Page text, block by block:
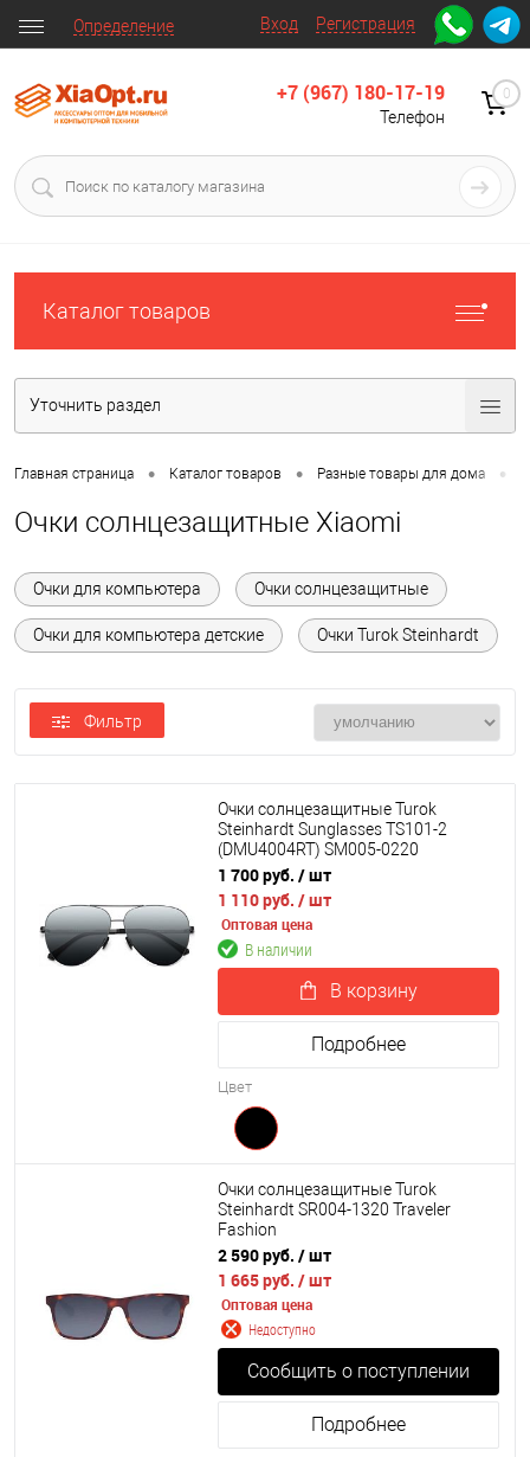
Вход Регистрация
Определение
+7 (967) 180-17-19
Телефон
0
Каталог товаров
Уточнить раздел
Главная страница • Каталог товаров • Разные товары для дома •
Очки солнцезащитные Xiaomi
Очки для компьютера Очки солнцезащитные
Очки для компьютера детские Очки Turok Steinhardt
Фильтр
Очки солнцезащитные Turok
Steinhardt Sunglasses TS101-2
(DMU4004RT) SM005-0220
1 700 руб. / шт
1 110 руб. / шт
Оптовая цена
В наличии
В корзину
Подробнее
Цвет
Очки солнцезащитные Turok
Steinhardt SR004-1320 Traveler
Fashion
2 590 руб. / шт
1 665 руб. / шт
Оптовая цена
Недоступно
Сообщить о поступлении
Подробнее